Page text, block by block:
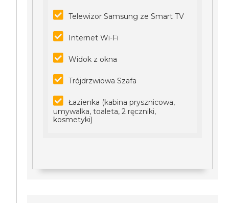
Telewizor Samsung ze Smart TV
Internet Wi-Fi
Widok z okna
Trójdrzwiowa Szafa
Łazienka (kabina prysznicowa,
umywalka, toaleta, 2 ręczniki,
kosmetyki)